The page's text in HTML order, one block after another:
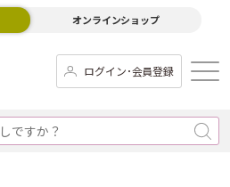
オンラインショップ
ログイン･会員登録